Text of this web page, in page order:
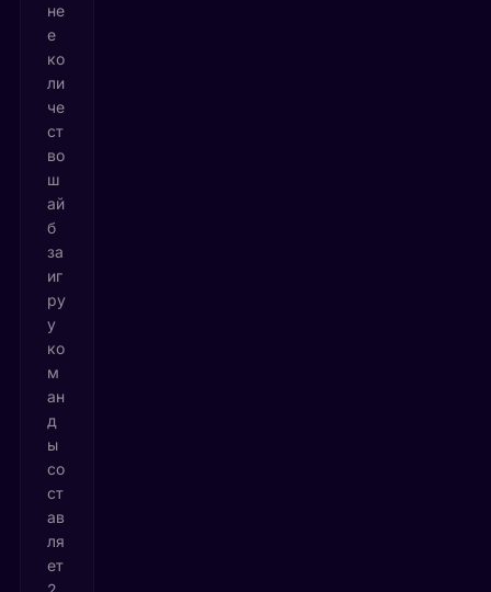
не
е
ко
ли
че
ст
во
ш
ай
б
за
иг
ру
у
ко
м
ан
д
ы
со
ст
ав
ля
ет